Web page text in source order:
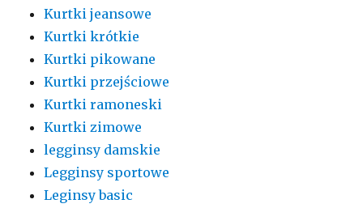
Kurtki jeansowe
Kurtki krótkie
Kurtki pikowane
Kurtki przejściowe
Kurtki ramoneski
Kurtki zimowe
legginsy damskie
Legginsy sportowe
Leginsy basic